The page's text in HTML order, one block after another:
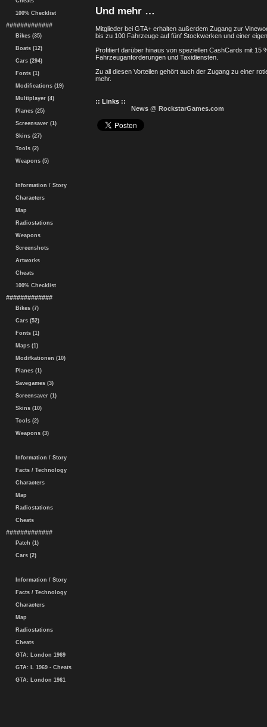
100% Checklist
#############
Bikes (35)
Boats (12)
Cars (294)
Fonts (1)
Modifications (19)
Multiplayer (4)
Planes (25)
Screensaver (1)
Skins (27)
Tools (2)
Weapons (5)
Information / Story
Characters
Map
Radiostations
Weapons
Screenshots
Artworks
Cheats
100% Checklist
#############
Bikes (7)
Cars (52)
Fonts (1)
Maps (1)
Modifkationen (10)
Planes (1)
Savegames (3)
Screensaver (1)
Skins (10)
Tools (2)
Weapons (3)
Information / Story
Facts / Technology
Characters
Map
Radiostations
Cheats
#############
Patch (1)
Cars (2)
Information / Story
Facts / Technology
Characters
Map
Radiostations
Cheats
GTA: London 1969
GTA: L 1969 - Cheats
GTA: London 1961
Und mehr …
Mitglieder bei GTA+ erhalten außerdem Zugang zur
bis zu 100 Fahrzeuge auf fünf Stockwerken und einer
Profitiert darüber hinaus von speziellen CashCards mit 15
Fahrzeuganforderungen und Taxidiensten.
Zu all diesen Vorteilen gehört auch der Zugang zu einer
mehr.
:: Links ::
News @ RockstarGames.com